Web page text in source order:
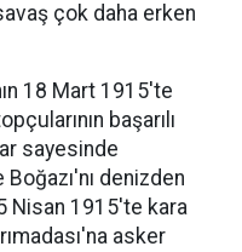
çok daha erken
18 Mart 1915'te
başarılı
sayesinde
Boğazı'nı denizden
Nisan 1915'te kara
asker